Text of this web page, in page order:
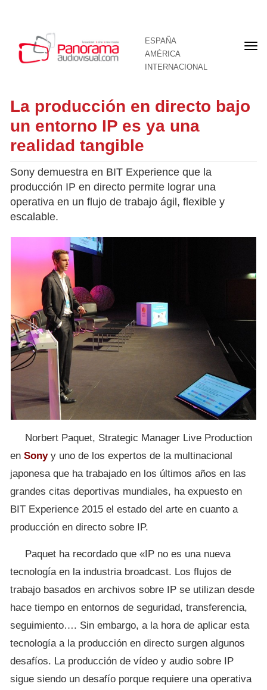
ESPAÑA
AMÉRICA
INTERNACIONAL
La producción en directo bajo
un entorno IP es ya una
realidad tangible
Sony demuestra en BIT Experience que la
producción IP en directo permite lograr una
operativa en un flujo de trabajo ágil, flexible y
escalable.
Norbert Paquet, Strategic Manager Live Production
en Sonyy uno de los expertos de la multinacional
japonesa que ha trabajado en los últimos años en las
grandes citas deportivas mundiales, ha expuesto en
BIT Experience 2015 el estado del arte en cuanto a
producción en directo sobre IP.
Paquet ha recordado que «IP no es una nueva
tecnología en la industria broadcast. Los flujos de
trabajo basados en archivos sobre IP se utilizan desde
hace tiempo en entornos de seguridad, transferencia,
seguimiento…. Sin embargo, a la hora de aplicar esta
tecnología a la producción en directo surgen algunos
desafíos. La producción de vídeo y audio sobre IP
sigue siendo un desafío porque requiere una operativa